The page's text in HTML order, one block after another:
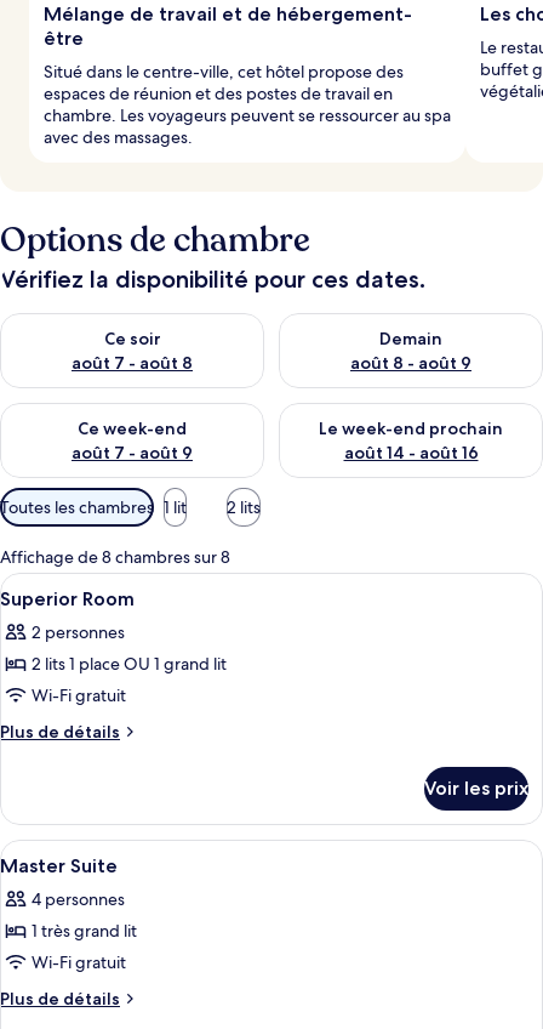
v
s
Mélange de travail et de hébergement-
être
Situé dans le centre-ville, cet hôtel propose des
espaces de réunion et des postes de travail en
chambre. Les voyageurs peuvent se ressourcer au spa
avec des massages.
Les
Le
buffet
Options de chambre
Vérifiez la disponibilité pour ces dates.
Ce soir
août 7 - août 8
Vérifier la disponibilité pour ce soir août 7 - août 8
Demain
août 8 - août 9
Vérifier la disponibilité pour
Ce week-end
août 7 - août 9
Vérifier la disponibilité pour ce week-end août 7 - août 9
Le week-end prochain
août 14 - août 16
Vérifier la disponibilité pour
Filtres
disponibles
pour
les
chambres
Toutes les chambres 1 lit 2 lits
Affichage de 8 chambres sur 8
Afficher
toutes
les
photos
pour
ce
chambre :
Superior
Room
Une chambre d’hôtel comprenant
4
Superior Room
2 personnes
2 lits 1 place OU 1 grand lit
Wi-Fi gratuit
Plus de détails
Plus
le
type
de
Superior
Room
Voir les prix
Afficher
toutes
les
photos
pour
ce
Une chambre d’hôtel avec un grand
15
Master Suite
4 personnes
1 très grand lit
Wi-Fi gratuit
Plus de détails
Plus